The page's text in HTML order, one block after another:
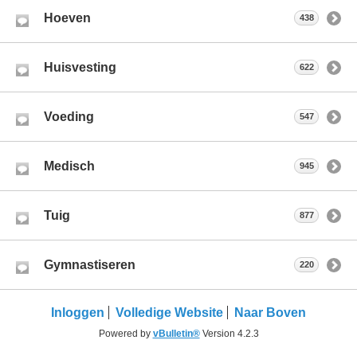
Hoeven 438
Huisvesting 622
Voeding 547
Medisch 945
Tuig 877
Gymnastiseren 220
Inloggen Volledige Website Naar Boven
Powered by vBulletin®Version 4.2.3